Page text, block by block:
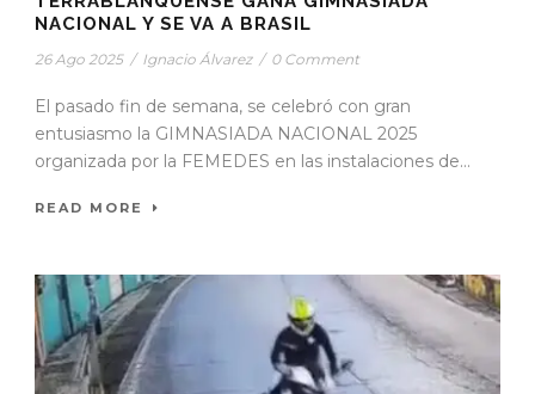
NACIONAL Y SE VA A BRASIL
26 Ago 2025 / Ignacio Álvarez / 0 Comment
El pasado fin de semana, se celebró con gran
entusiasmo la GIMNASIADA NACIONAL 2025
organizada por la FEMEDES en las instalaciones de...
READ MORE